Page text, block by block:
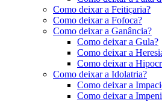
Como deixar a Feitiçaria?
Como deixar a Fofoca?
Como deixar a Ganância?
Como deixar a Gula?
Como deixar a
Como deixar a
Como deixar a Idolatria?
Como deixar a
Como deixar a